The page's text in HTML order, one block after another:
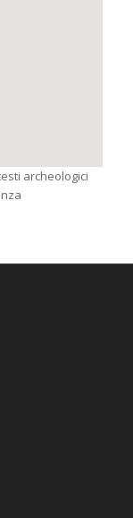
archeologici